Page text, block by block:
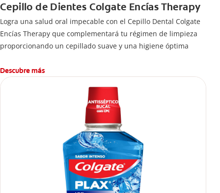
Cepillo de Dientes Colgate Encías Therapy
Logra una salud oral impecable con el Cepillo Dental Colgate
Encías Therapy que complementará tu régimen de limpieza
proporcionando un cepillado suave y una higiene óptima
Descubre más